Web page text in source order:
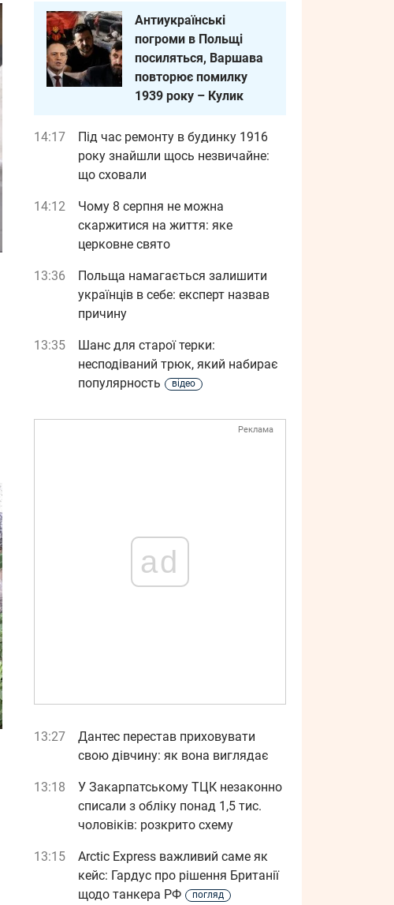
Антиукраїнські
погроми в Польщі
посиляться, Варшава
повторює помилку
1939 року – Кулик
14:17
Під час ремонту в будинку 1916
року знайшли щось незвичайне:
що сховали
14:12
Чому 8 серпня не можна
скаржитися на життя: яке
церковне свято
13:36
Польща намагається залишити
українців в себе: експерт назвав
причину
13:35
Шанс для старої терки:
несподіваний трюк, який набирає
популярность
відео
Реклама
ad
13:27
Дантес перестав приховувати
свою дівчину: як вона виглядає
13:18
У Закарпатському ТЦК незаконно
списали з обліку понад 1,5 тис.
чоловіків: розкрито схему
13:15
Arctic Express важливий саме як
кейс: Гардус про рішення Британії
щодо танкера РФ
погляд